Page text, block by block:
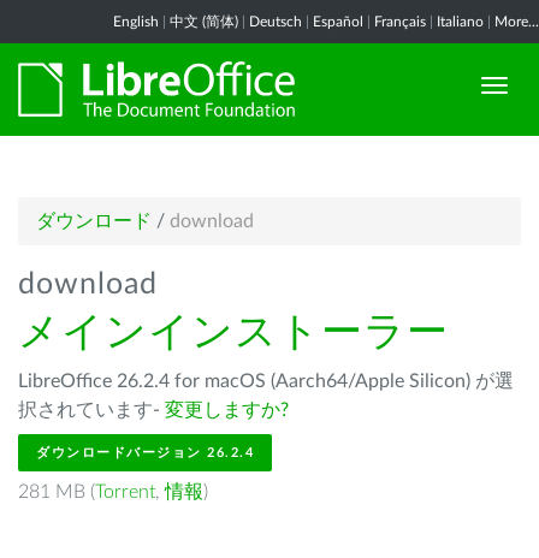
English 中文 (简体) Deutsch Español Français Italiano More...
ダウンロード / download
download
メインインストーラー
LibreOffice 26.2.4 for macOS (Aarch64/Apple Silicon) が選
択されています- 変更しますか?
ダウンロードバージョン 26.2.4
281 MB (Torrent,情報)